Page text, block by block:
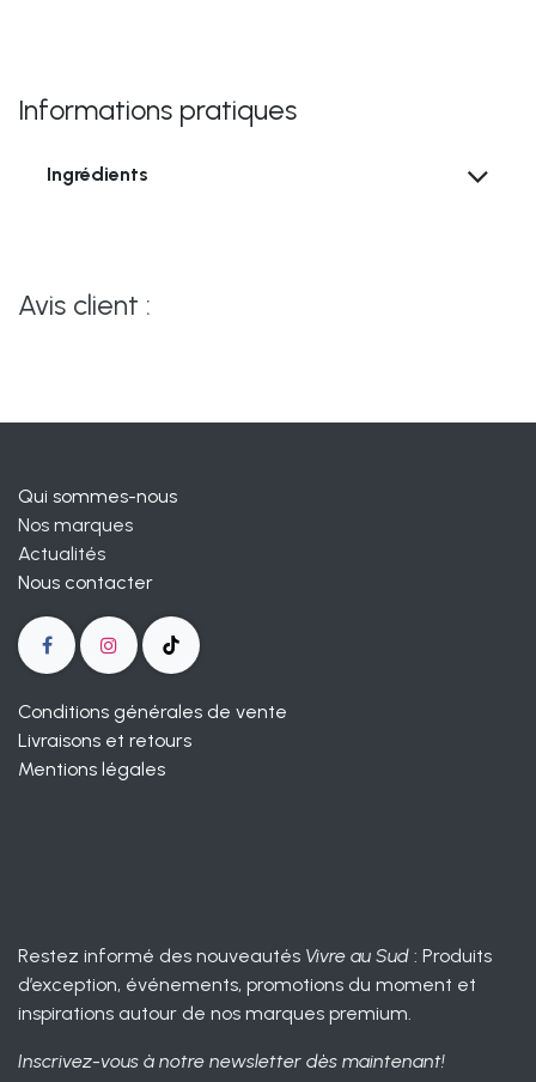
Informations pratiques
Ingrédients
Avis client :
Qui sommes-nous
Nos marques
Actualités
Nous contacter
Conditions générales de vente
Livraisons et retours
Mentions légales
Restez informé des nouveautés Vivre au Sud : Produits
d’exception, événements, promotions du moment et
inspirations autour de nos marques premium.
Inscrivez-vous à notre newsletter dès maintenant!